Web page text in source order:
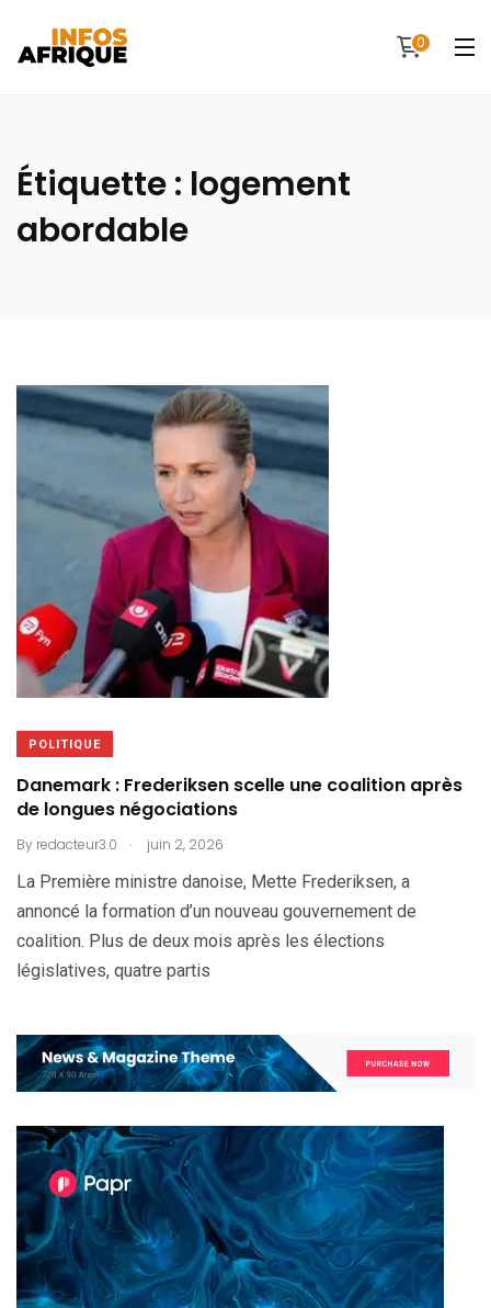
0
Étiquette : logement
abordable
POLITIQUE
Danemark : Frederiksen scelle une coalition après
de longues négociations
By redacteur3.0 . juin 2, 2026
La Première ministre danoise, Mette Frederiksen, a
annoncé la formation d’un nouveau gouvernement de
coalition. Plus de deux mois après les élections
législatives, quatre partis